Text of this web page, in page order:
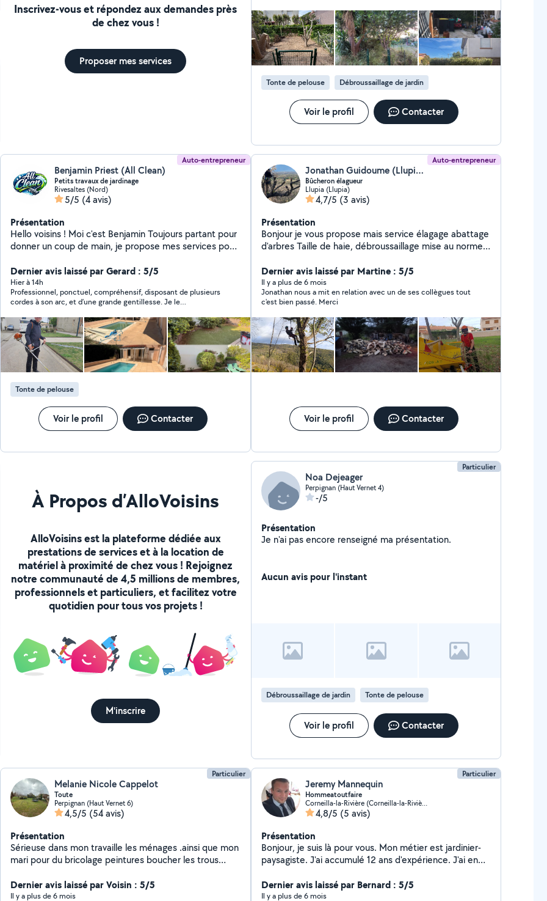
Inscrivez-vous et répondez aux demandes près
de chez vous !
Proposer mes services
vous avez besoin d'un coup de main ! À bientôt Michael
Tonte de pelouse Débroussaillage de jardin
Voir le profil Contacter
Auto-entrepreneur
Benjamin Priest (All Clean)
Petits travaux de jardinage
Rivesaltes (Nord)
5/5 (4 avis)
Présentation
Hello voisins ! Moi c'est Benjamin Toujours partant pour
donner un coup de main, je propose mes services pour
l'entretien de jardin / bricolage / ménage ? Je suis
quelqu'un de sérieux, efficace et surtout avec le sourire
J'aime le travail bien fait et avec une finition CLEAN,
donc n'hésitez pas, je serai ravi de vous aider !
Dernier avis laissé par Gerard : 5/5
Hier à 14h
Professionnel, ponctuel, compréhensif, disposant de plusieurs
cordes à son arc, et d’une grande gentillesse. Je le
Tonte de pelouse
Voir le profil Contacter
Auto-entrepreneur
Jonathan Guidoume (Llupia bois)
Bûcheron élagueur
Llupia (Llupia)
4,7/5 (3 avis)
Présentation
Bonjour je vous propose mais service élagage abattage
d'arbres Taille de haie, débroussaillage mise au norme
2015
Dernier avis laissé par Martine : 5/5
Il y a plus de 6 mois
Jonathan nous a mit en relation avec un de ses collègues tout
c'est bien passé. Merci
Voir le profil Contacter
À Propos d’AlloVoisins
AlloVoisins est la plateforme dédiée aux
prestations de services et à la location de
matériel à proximité de chez vous ! Rejoignez
notre communauté de 4,5 millions de membres,
professionnels et particuliers, et facilitez votre
quotidien pour tous vos projets !
M'inscrire
Particulier
Noa Dejeager
Perpignan (Haut Vernet 4)
-/5
Présentation
Je n'ai pas encore renseigné ma présentation.
Aucun avis pour l'instant
Débroussaillage de jardin Tonte de pelouse
Voir le profil Contacter
Particulier
Melanie Nicole Cappelot
Toute
Perpignan (Haut Vernet 6)
4,5/5 (54 avis)
Présentation
Sérieuse dans mon travaille les ménages .ainsi que mon
mari pour du bricolage peintures boucher les trous
des maisons des caves en déchèterie si vous avez
besoin de jeter des choses .Montages de meubles
Dernier avis laissé par Voisin : 5/5
Il y a plus de 6 mois
Particulier
Jeremy Mannequin
Hommeatoutfaire
Corneilla-la-Rivière (Corneilla-la-Rivière)
4,8/5 (5 avis)
Présentation
Bonjour, je suis là pour vous. Mon métier est jardinier-
paysagiste. J'ai accumulé 12 ans d'expérience. J'ai en
débroussaillage, la taille des haies et d'autres végétaux,
ainsi que le souffleur à feuilles. J'ai la compétence pour
Dernier avis laissé par Bernard : 5/5
Il y a plus de 6 mois